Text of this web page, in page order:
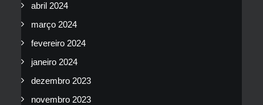
abril 2024
março 2024
fevereiro 2024
janeiro 2024
dezembro 2023
novembro 2023